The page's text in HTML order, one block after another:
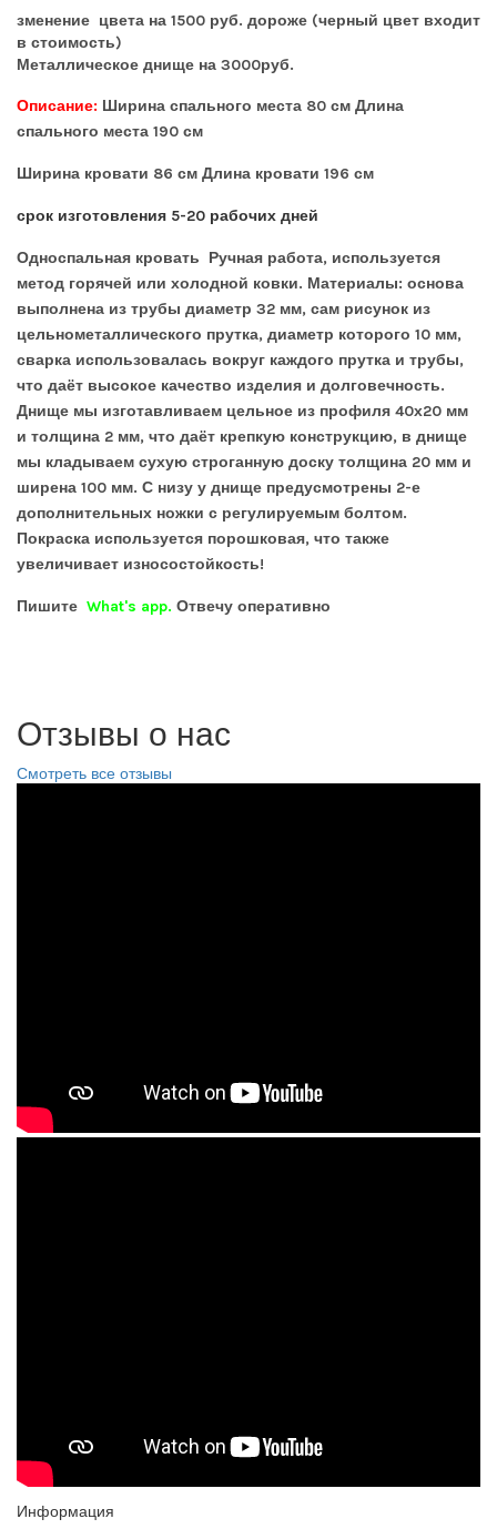
зменение цвета на 1500 руб. дороже (черный цвет входит
в стоимость)
Металлическое днище на 3000руб.
Описание: Ширина спального места 80 см Длина
спального места 190 см
Ширина кровати 86 см Длина кровати 196 см
срок изготовления 5-20 рабочих дней
Односпальная кровать Ручная работа, используется
метод горячей или холодной ковки. Материалы: основа
выполнена из трубы диаметр 32 мм, сам рисунок из
цельнометаллического прутка, диаметр которого 10 мм,
сварка использовалась вокруг каждого прутка и трубы,
что даёт высокое качество изделия и долговечность.
Днище мы изготавливаем цельное из профиля 40х20 мм
и толщина 2 мм, что даёт крепкую конструкцию, в днище
мы кладываем сухую строганную доску толщина 20 мм и
ширена 100 мм. С низу у днище предусмотрены 2-е
дополнительных ножки с регулируемым болтом.
Покраска используется порошковая, что также
увеличивает износостойкость!
Пишите What's app. Отвечу оперативно
Отзывы о нас
Смотреть все отзывы
Информация